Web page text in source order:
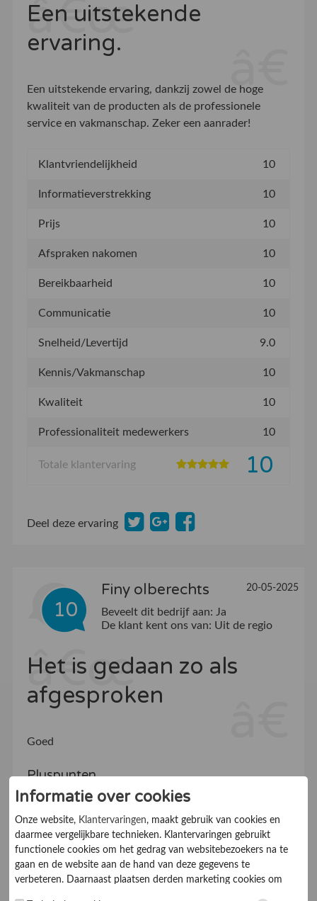
Een uitstekende
ervaring.
Een uitstekende ervaring, dankzij zowel de hoge
kwaliteit van de producten als de professionele
service en vakmanschap. Zeker een aanrader!
Klantvriendelijkheid 10
Informatieverstrekking 10
Prijs 10
Afspraken nakomen 10
Bereikbaarheid 10
Communicatie 10
Snelheid/Levertijd 9.0
Kennis/Vakmanschap 10
Kwaliteit 10
Professionaliteit medewerkers 10
Totale klantervaring 10
Deel deze ervaring
10
Finy olberechts 20-05-2025
Beveelt dit bedrijf aan: Ja
De klant kent ons van: Uit de regio
Het is gedaan zo als
afgesproken
Goed
Pluspunten
Komen hun wordt na
Suggesties
Geen
8.0
Informatie over cookies
Onze website, Klantervaringen, maakt gebruik van cookies en
daarmee vergelijkbare technieken. Klantervaringen gebruikt
functionele cookies om het gedrag van websitebezoekers na te
gaan en de website aan de hand van deze gegevens te
verbeteren. Daarnaast plaatsen derden marketing cookies om